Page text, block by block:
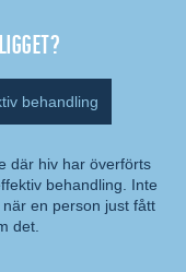
behandling
där hiv har överförts
behandling. Inte
en person just fått
det.